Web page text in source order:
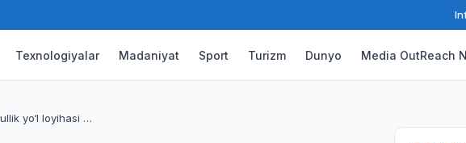
Texnologiyalar Madaniyat Sport Turizm Dunyo Media OutReach
yo‘l loyihasi …